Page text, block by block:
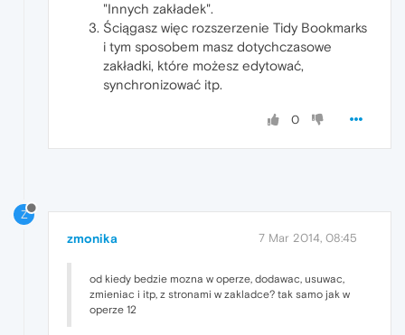
"Innych zakładek".
Ściągasz więc rozszerzenie Tidy Bookmarks
i tym sposobem masz dotychczasowe
zakładki, które możesz edytować,
synchronizować itp.
0
Z
zmonika 7 Mar 2014, 08:45
od kiedy bedzie mozna w operze, dodawac, usuwac,
zmieniac i itp, z stronami w zakladce? tak samo jak w
operze 12